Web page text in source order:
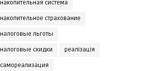
накопительная система
накопительное страхование
налоговые льготы
налоговые скидки реалізація
самореализация